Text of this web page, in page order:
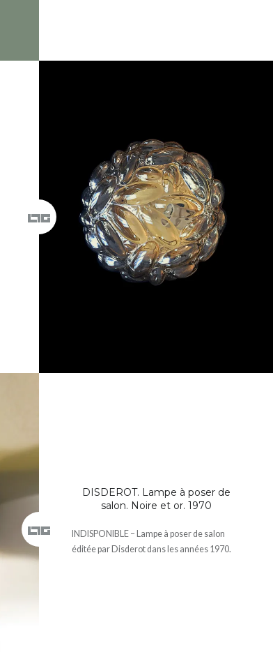
DISDEROT. Lampe à poser de
salon. Noire et or. 1970
INDISPONIBLE – Lampe à poser de salon
éditée par Disderot dans les années 1970.